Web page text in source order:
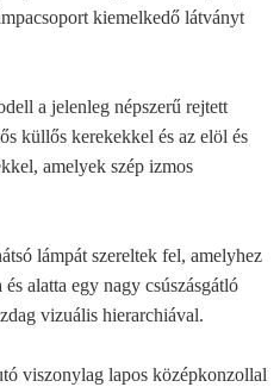
kiemelkedő látványt
a jelenleg népszerű rejtett
küllős kerekekkel és az elöl és
amelyek szép izmos
lámpát szereltek fel, amelyhez
alatta egy nagy csúszásgátló
vizuális hierarchiával.
viszonylag lapos középkonzollal